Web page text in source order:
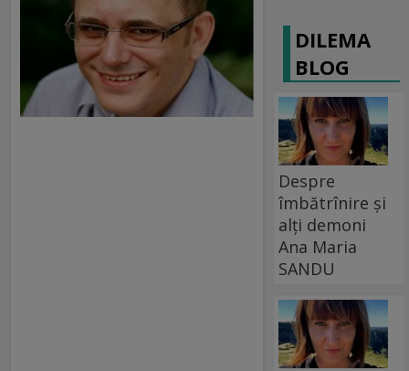
DILEMA
BLOG
Despre
îmbătrînire și
alți demoni
Ana Maria
SANDU